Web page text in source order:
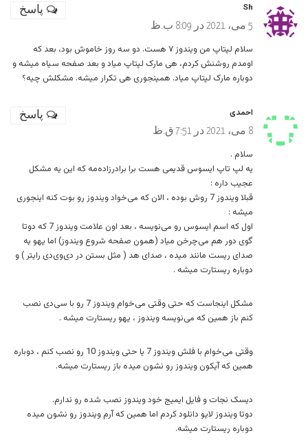
Sh
5 می، 2021 در 8:09 ب.ظ
سلام لپتاپ من ویندوز ۷ هست. دو سه روز خاموش بود، بعد که
اومدم روشنش کردم، هی مارک لپتاپ میاد و بعد صفحه سیاه میشه و
دوباره مارک لپتاپ میاد. همینجوری هی تکرار میشه. مشکلش چیه؟
پاسخ
احمدی
8 می، 2021 در 7:51 ق.ظ
سلام .
یه لپ تاپ ایسوس قدیمی هست برا برادرزاده‌مه که این یه مشکل
عجیب داره :
قبلا ویندوز 7 روش بوده ، الان که می‌خواد ویندوز رو بوت کنه اینجوری
میشه :
اول که اسم ایسوس رو می‌نویسه ، بعد اون علامت ویندوز 7 که دوتا
گوی دور هم می‌چرخن میاد (همون صفحه شروع ویندوز) اما یهو یه
صدای ریست مانند میده ، صدای هد ( مثل بستن در دی‌وی‌دی رایتر ) و
دوباره ریستارت میشه .
مشکل اینجاست که حتی وقتی می‌خوام ویندوز 7 رو با سی‌دی نصب
کنم باز همین که می‌نویسه ویندوز ، یهو ریستارت میشه .
وقتی می‌خوام با فلش ویندوز 7 یا حتی ویندوز 10 رو نصب کنم ، دوباره
همین که آیکون ویندوز رو نشون میده باز ریستارت میشه.
دیسک نجات و فایل ایمیج خود ویندوز نصب شده رو ندارم.
دوتا ویندوز لایو دانلود کردم اما همین که آرم ویندوز رو نشون میده
دوباره ریستارت میشه.
پاسخ